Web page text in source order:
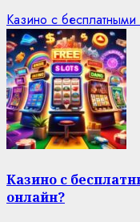
Казино с бесплатными
Казино с
онлайн?